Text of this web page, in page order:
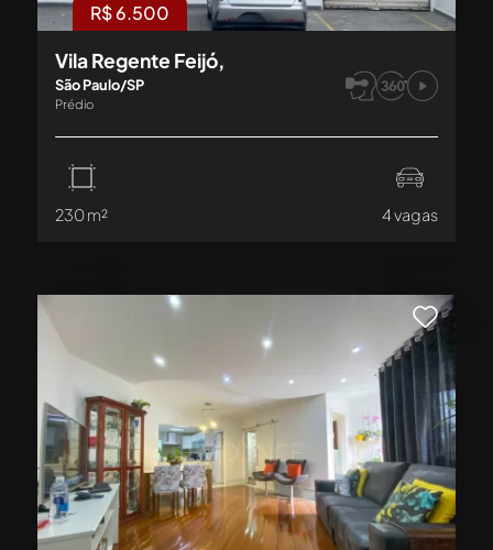
R$ 6.500
Vila Regente Feijó,
São Paulo/SP
Prédio
230 m² 4 vagas